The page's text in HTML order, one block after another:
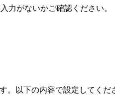
力がないかご確認ください。
。以下の内容で設定してくだ